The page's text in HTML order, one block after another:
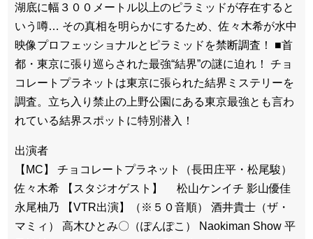
湖底に幅３００メートル以上のピラミッドが存在すると
いう噂… その真相を明らかにするため、佐々木希が水中
映像プロフェッショナルとピラミッドを禁断調査！ ■首
都・東京に張り巡らされた最強“結界”の謎に迫れ！ チョ
コレートプラネットは東京に張られた結界ミステリーを
調査。立ち入り禁止の上野公園にある東京最強とも言わ
れている結界スポットに特別潜入！
出演者
【MC】 チョコレートプラネット（長田庄平・松尾駿）
佐々木希 【スタジオゲスト】 松山ケンイチ 影山優佳
永尾柚乃 【VTR出演】（※５０音順） 酒井貴士（ザ・
マミィ） 高木ひとみ〇（ぽんぽこ） Naokiman Show 平